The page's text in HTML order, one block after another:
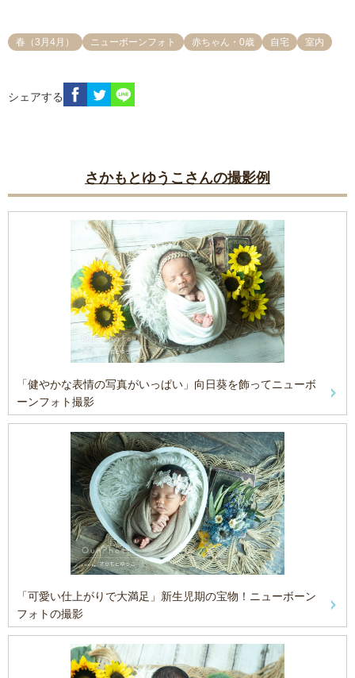
春（3月4月） ニューボーンフォト 赤ちゃん・0歳 自宅 室内
シェアする
さかもとゆうこさんの撮影例
「健やかな表情の写真がいっぱい」向日葵を飾ってニューボ
ーンフォト撮影
「可愛い仕上がりで大満足」新生児期の宝物！ニューボーン
フォトの撮影